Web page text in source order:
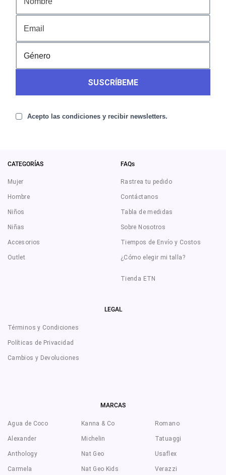
SUSCRÍBEME
Acepto las condiciones y recibir newsletters.
CATEGORÍAS
Mujer
Hombre
Niños
Niñas
Accesorios
Outlet
FAQs
Rastrea tu pedido
Contáctanos
Tabla de medidas
Sobre Nosotros
Tiempos de Envío y Costos
¿Cómo elegir mi talla?
Tienda ETN
LEGAL
Términos y Condiciones
Políticas de Privacidad
Cambios y Devoluciones
MARCAS
Agua de Coco
Alexander
Anthology
Carmela
Kanna & Co
Michelin
Nat Geo
Nat Geo Kids
Romano
Tatuaggi
Usaflex
Verazzi